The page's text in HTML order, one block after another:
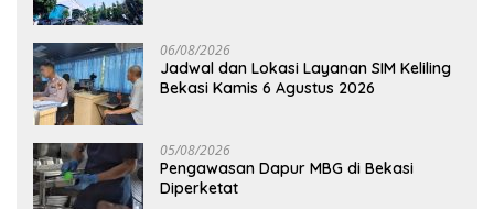
06/08/2026
Jadwal dan Lokasi Layanan SIM Keliling
Bekasi Kamis 6 Agustus 2026
05/08/2026
Pengawasan Dapur MBG di Bekasi
Diperketat